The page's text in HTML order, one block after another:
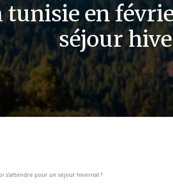
en
séjour
pour un séjour hivernal ?